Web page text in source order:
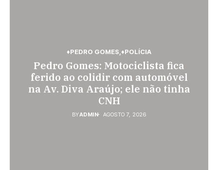
♦ESPORTES
Vini Jr. torna-se o brasileiro mais
bem pago; veja o top 10
AGOSTO 7, 2026
♦PEDRO GOMES ♦POLÍCIA
Pedro Gomes: Motociclista fica
ferido ao colidir com automóvel
na Av. Diva Araújo; ele não tinha
CNH
BYADMIN AGOSTO 7, 2026
♦POLÍCIA
Jovem de 26 anos é assassinada a
facadas em Rio Verde de Mato
Grosso; suspeito é procurado